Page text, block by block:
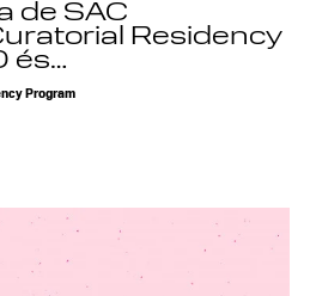
de SAC
Residency
és…
Program